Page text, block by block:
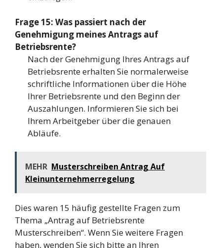
Frage 15: Was passiert nach der
Genehmigung meines Antrags auf
Betriebsrente?
Nach der Genehmigung Ihres Antrags auf
Betriebsrente erhalten Sie normalerweise
schriftliche Informationen über die Höhe
Ihrer Betriebsrente und den Beginn der
Auszahlungen. Informieren Sie sich bei
Ihrem Arbeitgeber über die genauen
Abläufe.
MEHR Musterschreiben Antrag Auf
Kleinunternehmerregelung
Dies waren 15 häufig gestellte Fragen zum
Thema „Antrag auf Betriebsrente
Musterschreiben“. Wenn Sie weitere Fragen
haben, wenden Sie sich bitte an Ihren